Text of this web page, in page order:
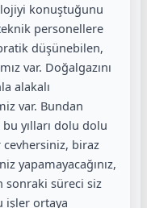
konuştuğunu
personellere
düşünebilen,
var. Doğalgazını
alakalı
var. Bundan
bu yılları dolu dolu
biraz
yapamayacağınız,
sonraki süreci siz
işler ortaya